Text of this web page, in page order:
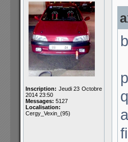
Inscription: Jeudi 23 Octobre
2014 23:50
Messages: 5127
Localisation:
Cergy_Vexin_(95)